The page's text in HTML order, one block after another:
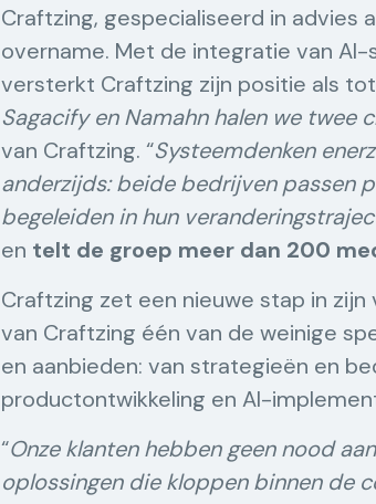
Craftzing, gespecialiseerd in advies
overname. Met de integratie van
versterkt Craftzing zijn positie als
Sagacify en Namahn halen we twee
van Craftzing. “Systeemdenken
anderzijds: beide bedrijven passen
begeleiden in hun
en telt de groep meer dan 200
Craftzing zet een nieuwe stap in
van Craftzing één van de weinige
en aanbieden: van strategieën en
productontwikkeling en AI-
“Onze klanten hebben geen nood
oplossingen die kloppen binnen de